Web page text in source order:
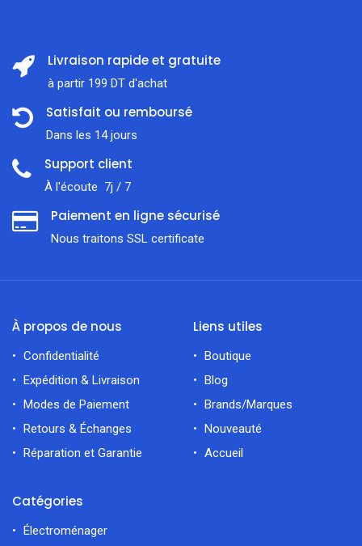
Livraison rapide et gratuite
à partir 199 DT d'achat
Satisfait ou remboursé
Dans les 14 jours
Support client
À l'écoute 7j / 7
Paiement en ligne sécurisé
Nous traitons SSL сertificate
À propos de nous
Confidentialité
Expédition & Livraison
Modes de Paiement
Retours & Échanges
Réparation et Garantie
Liens utiles
Boutique
Blog
Brands/Marques
Nouveauté
Accueil
Catégories
Électroménager